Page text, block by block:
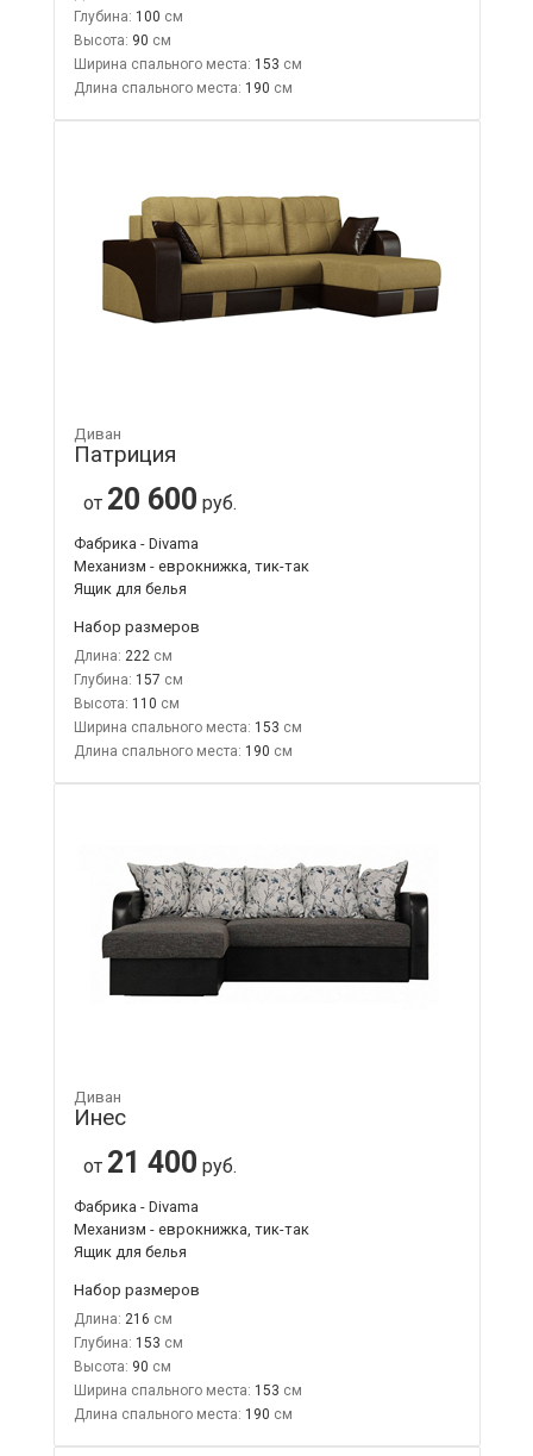
Глубина: 100
Высота: 90
Ширина спального места: 153
Длина спального места: 190
Диван
Патриция
от 20 600 руб.
Фабрика - Divama
Механизм - еврокнижка, тик-так
Ящик для белья
Набор размеров
Длина: 222
Глубина: 157
Высота: 110
Ширина спального места: 153
Длина спального места: 190
Диван
Инес
от 21 400 руб.
Фабрика - Divama
Механизм - еврокнижка, тик-так
Ящик для белья
Набор размеров
Длина: 216
Глубина: 153
Высота: 90
Ширина спального места: 153
Длина спального места: 190